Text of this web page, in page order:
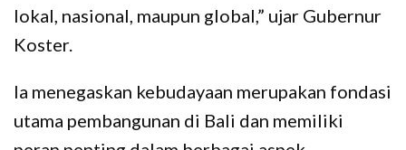
lokal, nasional, maupun global,” ujar Gubernur
Koster.
Ia menegaskan kebudayaan merupakan fondasi
utama pembangunan di Bali dan memiliki